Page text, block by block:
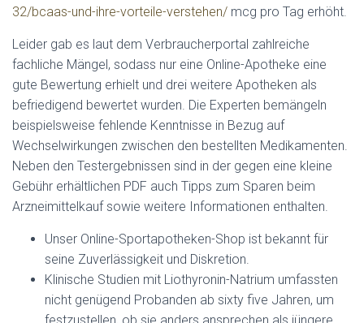
32/bcaas-und-ihre-vorteile-verstehen/ mcg pro Tag erhöht.
Leider gab es laut dem Verbraucherportal zahlreiche
fachliche Mängel, sodass nur eine Online-Apotheke eine
gute Bewertung erhielt und drei weitere Apotheken als
befriedigend bewertet wurden. Die Experten bemängeln
beispielsweise fehlende Kenntnisse in Bezug auf
Wechselwirkungen zwischen den bestellten Medikamenten.
Neben den Testergebnissen sind in der gegen eine kleine
Gebühr erhältlichen PDF auch Tipps zum Sparen beim
Arzneimittelkauf sowie weitere Informationen enthalten.
Unser Online-Sportapotheken-Shop ist bekannt für
seine Zuverlässigkeit und Diskretion.
Klinische Studien mit Liothyronin-Natrium umfassten
nicht genügend Probanden ab sixty five Jahren, um